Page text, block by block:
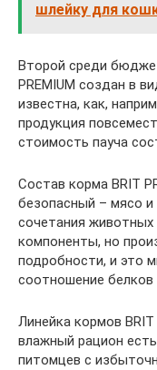
шлейку для
Второй среди
PREMIUM создан в
известна, как,
продукция
стоимость пауча
Состав корма BRIT
безопасный – мясо
сочетания животных
компоненты, но
подробности, и это
соотношение
Линейка кормов BRIT
влажный рацион
питомцев с